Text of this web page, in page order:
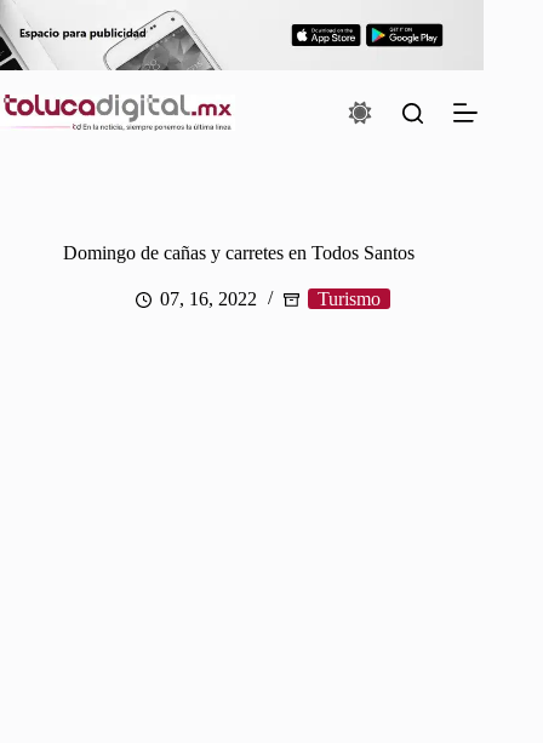
Saltar
al
contenido
Domingo de cañas y carretes en Todos Santos
07, 16, 2022 Turismo